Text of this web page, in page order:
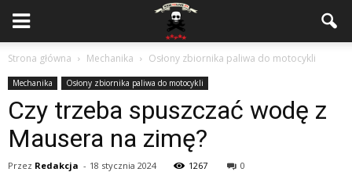
Strona główna Mechanika Osłony zbiornika paliwa do motocykli
Mechanika Osłony zbiornika paliwa do motocykli
Czy trzeba spuszczać wodę z
Mausera na zimę?
Przez Redakcja - 18 stycznia 2024 1267 0